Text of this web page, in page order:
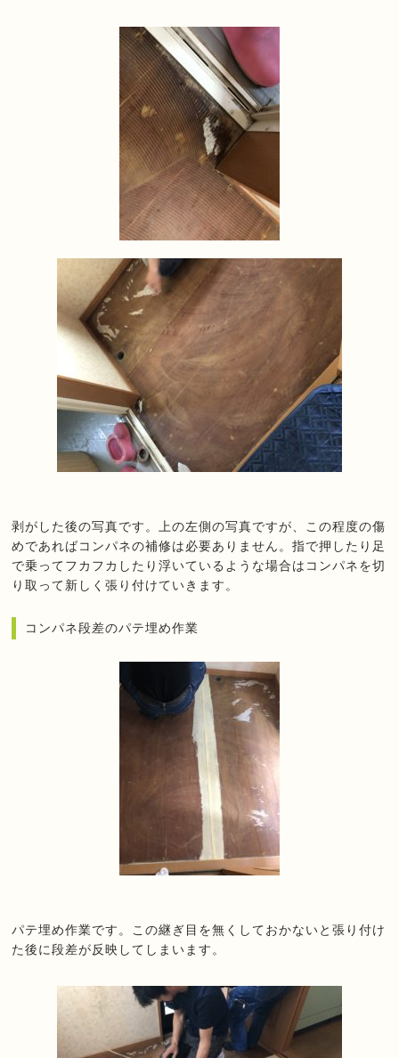
剥がした後の写真です。上の左側の写真ですが、この程度の傷
めであればコンパネの補修は必要ありません。指で押したり足
で乗ってフカフカしたり浮いているような場合はコンパネを切
り取って新しく張り付けていきます。
コンパネ段差のパテ埋め作業
パテ埋め作業です。この継ぎ目を無くしておかないと張り付け
た後に段差が反映してしまいます。